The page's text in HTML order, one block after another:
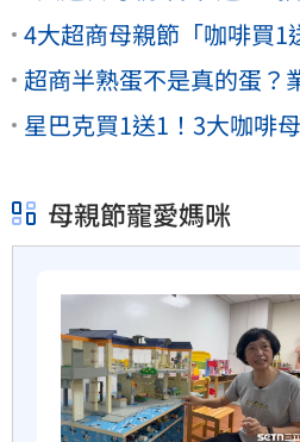
4大超商母親節「咖啡買1
超商半熟蛋不是真的蛋？
星巴克買1送1！3大咖啡
母親節寵愛媽咪